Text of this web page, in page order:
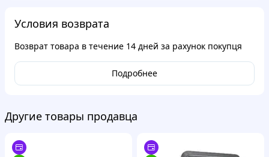
Условия возврата
Возврат товара в течение 14 дней за рахунок покупця
Подробнее
Другие товары продавца